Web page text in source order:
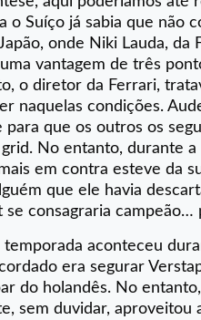
o Suíço já sabia que não
onde Niki Lauda,
vantagem de três
o diretor da Ferrari,
naquelas condições.
que os outros os
No entanto, durante
em contra esteve da
que ele havia
consagraria campeão…
aconteceu
era segurar
do holandês. No
sem duvidar,